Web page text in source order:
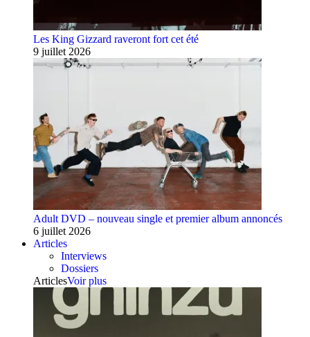
Les King Gizzard raveront fort cet été
9 juillet 2026
Adult DVD – nouveau single et premier album annoncés
6 juillet 2026
Articles
Interviews
Dossiers
ArticlesVoir plus